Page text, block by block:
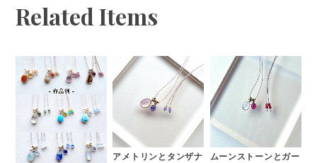
Related Items
アメトリンとタンザナ
ムーンストーンとガー